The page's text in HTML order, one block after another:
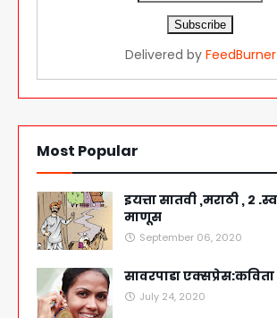
Delivered by FeedBurner
Most Popular
इयत्ता सातवी ,मराठी , २
माणूस
September 06, 2020
सावरपाडा
July 24, 2020